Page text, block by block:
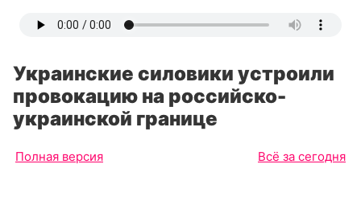
Украинские силовики устроили
провокацию на российско-
украинской границе
Полная версия Всё за сегодня